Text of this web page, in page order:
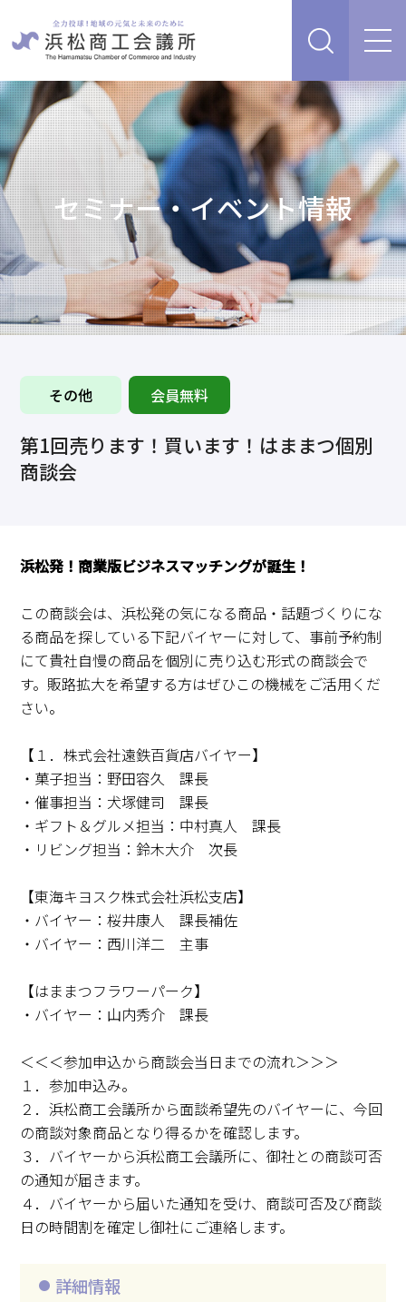
販路を開拓したい、新商品・サービス・技術を開発し
たい
人脈・ネットワークを広げたい
経営について相談したい（経営安定、専門家相談な
ど）
創業、事業承継について相談したい
資金を調達したい
補助金を活用したい
情報収集したい、自社PRをしたい
求職・採用・人材育成をしたい、セミナーで学びたい
原産地証明など証明を取得したい
その他経営相談
経営支援・サービス
検定試験
セミナー・イベント情報
浜松商工会議所について
入会案内
採用情報 相談予約 お問合せ
セミナー・イベント情報
その他 会員無料
第1回売ります！買います！はままつ個別
商談会
浜松発！商業版ビジネスマッチングが誕生！
この商談会は、浜松発の気になる商品・話題づくりにな
る商品を探している下記バイヤーに対して、事前予約制
にて貴社自慢の商品を個別に売り込む形式の商談会で
す。販路拡大を希望する方はぜひこの機械をご活用くだ
さい。
【１．株式会社遠鉄百貨店バイヤー】
・菓子担当：野田容久 課長
・催事担当：犬塚健司 課長
・ギフト＆グルメ担当：中村真人 課長
・リビング担当：鈴木大介 次長
【東海キヨスク株式会社浜松支店】
・バイヤー：桜井康人 課長補佐
・バイヤー：西川洋二 主事
【はままつフラワーパーク】
・バイヤー：山内秀介 課長
＜＜＜参加申込から商談会当日までの流れ＞＞＞
１．参加申込み。
２．浜松商工会議所から面談希望先のバイヤーに、今回
の商談対象商品となり得るかを確認します。
３．バイヤーから浜松商工会議所に、御社との商談可否
の通知が届きます。
４．バイヤーから届いた通知を受け、商談可否及び商談
日の時間割を確定し御社にご連絡します。
詳細情報